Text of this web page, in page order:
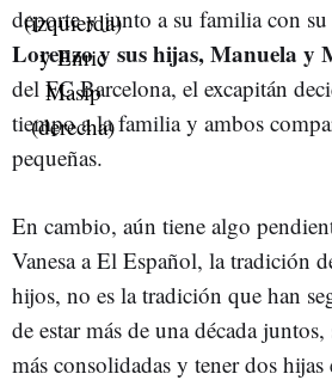
deporte y junto a su familia con
Lorenzo y sus hijas, Manuela y
del FC Barcelona, el excapitán
tiempo a la familia y ambos
pequeñas.
En cambio, aún tiene algo
Vanesa a El Español, la tradición
hijos, no es la tradición que han
de estar más de una década
más consolidadas y tener dos